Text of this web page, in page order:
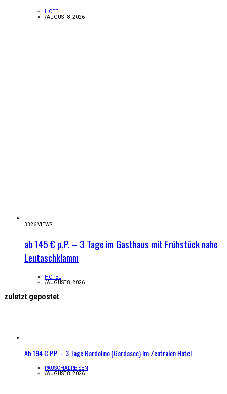
HOTEL
/AUGUST 8, 2026
3326 VIEWS
ab 145 € p.P. – 3 Tage im Gasthaus mit Frühstück nahe
Leutaschklamm
HOTEL
/AUGUST 8, 2026
zuletzt gepostet
Ab 194 € P.P. – 3 Tage Bardolino (Gardasee) Im Zentralen Hotel
PAUSCHALREISEN
/AUGUST 8, 2026